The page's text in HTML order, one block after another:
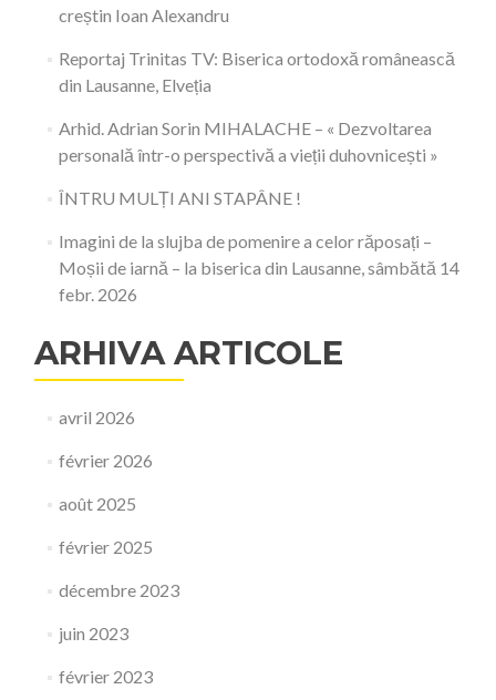
creștin Ioan Alexandru
Reportaj Trinitas TV: Biserica ortodoxă românească
din Lausanne, Elveția
Arhid. Adrian Sorin MIHALACHE – « Dezvoltarea
personală într-o perspectivă a vieții duhovnicești »
ÎNTRU MULȚI ANI STAPÂNE !
Imagini de la slujba de pomenire a celor răposați –
Moșii de iarnă – la biserica din Lausanne, sâmbătă 14
febr. 2026
ARHIVA ARTICOLE
avril 2026
février 2026
août 2025
février 2025
décembre 2023
juin 2023
février 2023